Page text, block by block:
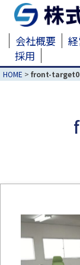
会社概要
採用
HOME > front-